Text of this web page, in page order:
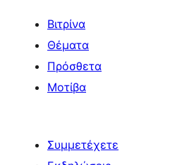
Βιτρίνα
Θέματα
Πρόσθετα
Μοτίβα
Συμμετέχετε